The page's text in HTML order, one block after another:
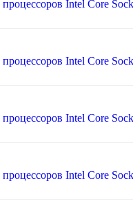
Intel Core
Intel Core
Intel Core
Intel Core